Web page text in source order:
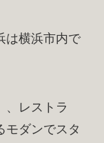
は横浜市内で
、レストラ
モダンでスタ